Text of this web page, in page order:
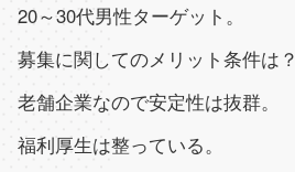
20～30代男性ターゲット。
募集に関してのメリット条件は？
老舗企業なので安定性は抜群。
福利厚生は整っている。